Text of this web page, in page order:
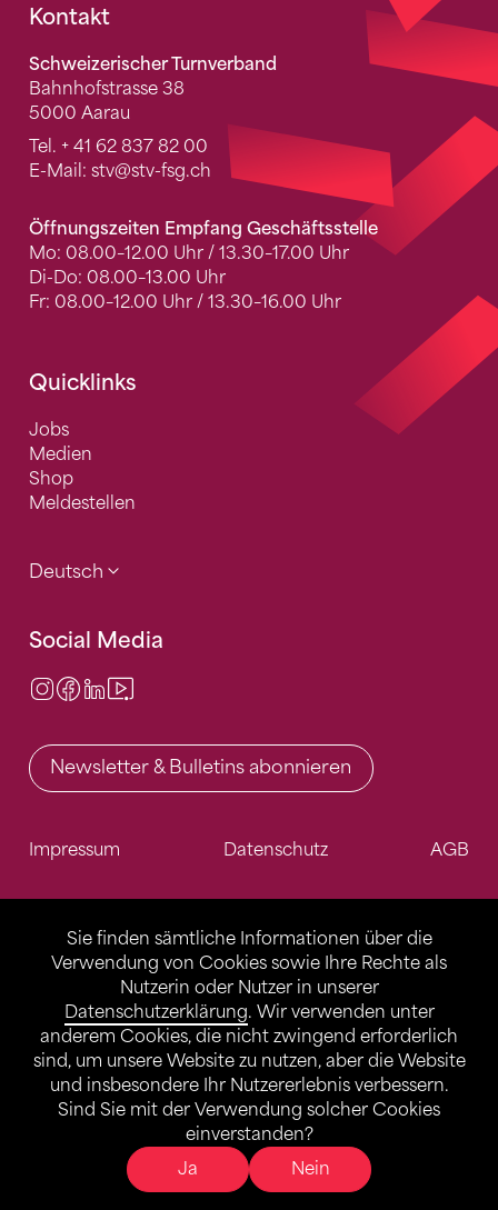
Sie finden sämtliche Informationen über die
Verwendung von Cookies sowie Ihre Rechte als
Nutzerin oder Nutzer in unserer
Datenschutzerklärung. Wir verwenden unter
anderem Cookies, die nicht zwingend erforderlich
sind, um unsere Website zu nutzen, aber die Website
und insbesondere Ihr Nutzererlebnis verbessern.
Sind Sie mit der Verwendung solcher Cookies
einverstanden?
Ja
Nein
Fusszeile
Kontakt
Schweizerischer Turnverband
Bahnhofstrasse 38
5000 Aarau
Tel. + 41 62 837 82 00
E-Mail: stv@stv-fsg.ch
Öffnungszeiten Empfang Geschäftsstelle
Mo: 08.00–12.00 Uhr / 13.30–17.00 Uhr
Di-Do: 08.00–13.00 Uhr
Fr: 08.00–12.00 Uhr / 13.30–16.00 Uhr
Quicklinks
Jobs
Medien
Shop
Meldestellen
Deutsch
Social Media
Instagram
Facebook
LinkedIn
Newsletter & Bulletins abonnieren
Impressum Datenschutz AGB